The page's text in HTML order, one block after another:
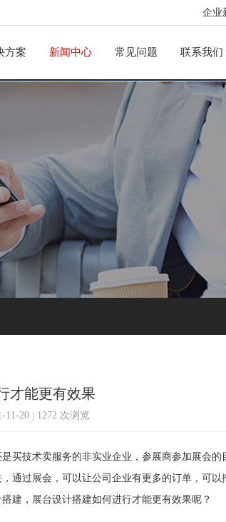
企业
方案 新闻中心 常见问题 联系我们
才能更有效果
11-20 | 1272 次浏览
技术卖服务的非实业企业，参展商参加展会的
通过展会，可以让公司企业有更多的订单，可以
建，展台设计搭建如何进行才能更有效果呢？